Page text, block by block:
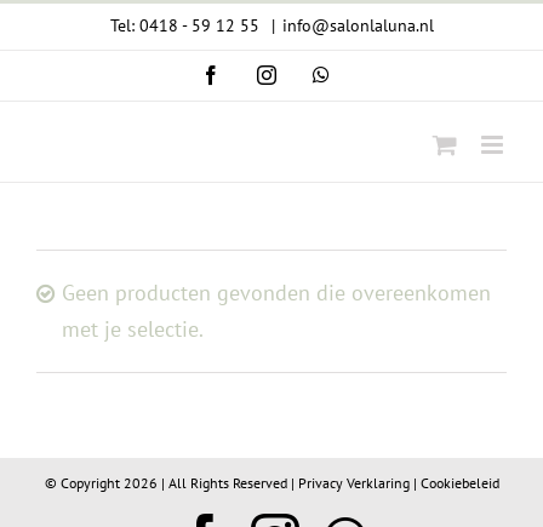
Tel: 0418 - 59 12 55 | info@salonlaluna.nl
FacebookInstagramWhatsApp
Geen producten gevonden die overeenkomen
met je selectie.
© Copyright 2026 | All Rights Reserved | Privacy Verklaring| Cookiebeleid